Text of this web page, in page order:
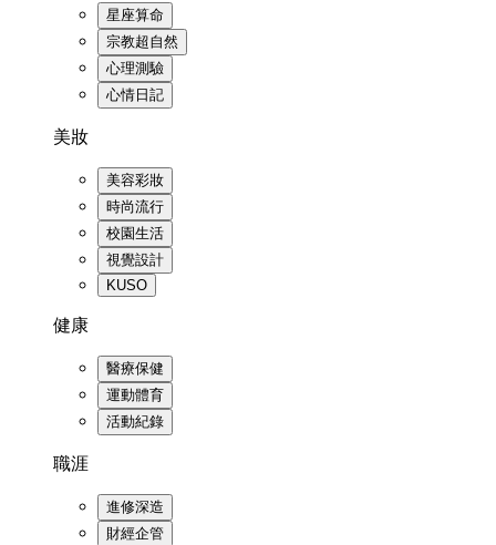
星座算命
宗教超自然
心理測驗
心情日記
美妝
美容彩妝
時尚流行
校園生活
視覺設計
KUSO
健康
醫療保健
運動體育
活動紀錄
職涯
進修深造
財經企管